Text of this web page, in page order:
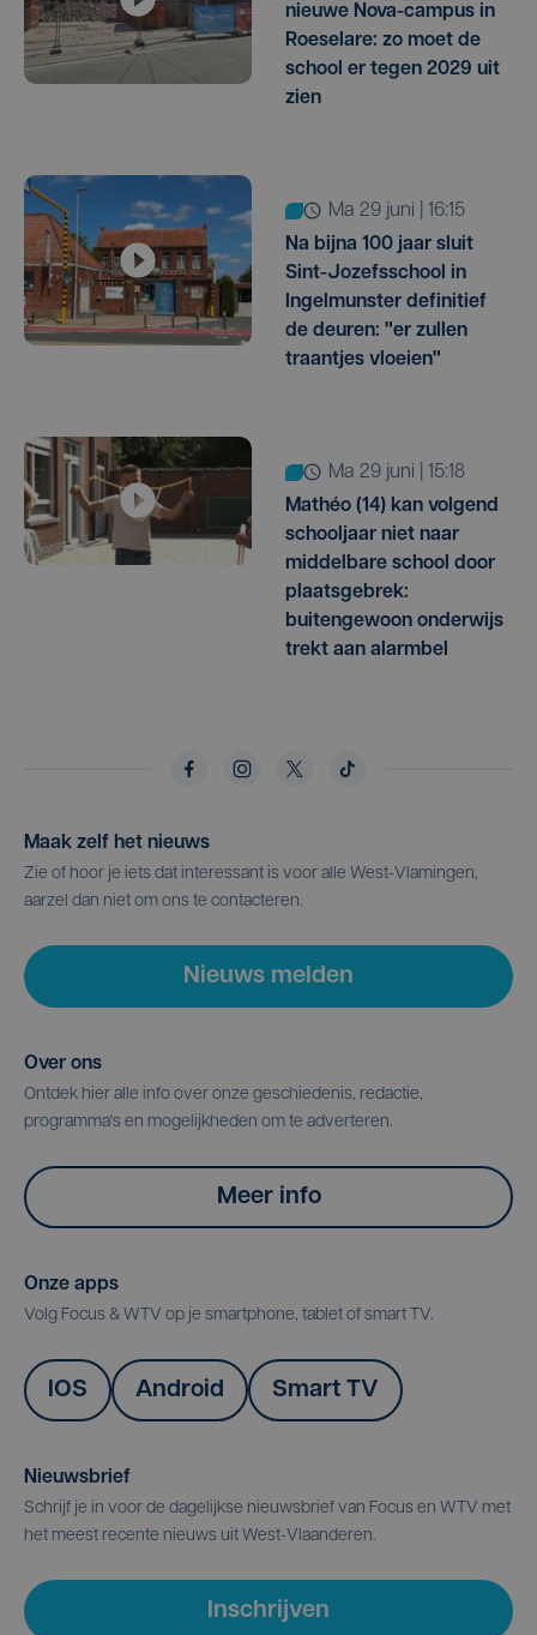
nieuwe Nova-campus in
Roeselare: zo moet de
school er tegen 2029 uit
zien
ma 29 juni | 16:15
Na bijna 100 jaar sluit
Sint-Jozefsschool in
Ingelmunster definitief
de deuren: "er zullen
traantjes vloeien"
ma 29 juni | 15:18
Mathéo (14) kan volgend
schooljaar niet naar
middelbare school door
plaatsgebrek:
buitengewoon onderwijs
trekt aan alarmbel
Maak zelf het nieuws
Zie of hoor je iets dat interessant is voor alle West-Vlamingen,
aarzel dan niet om ons te contacteren.
Nieuws melden
Over ons
Ontdek hier alle info over onze geschiedenis, redactie,
programma's en mogelijkheden om te adverteren.
Meer info
Onze apps
Volg Focus & WTV op je smartphone, tablet of smart TV.
IOS Android Smart TV
Nieuwsbrief
Schrijf je in voor de dagelijkse nieuwsbrief van Focus en WTV met
het meest recente nieuws uit West-Vlaanderen.
Inschrijven